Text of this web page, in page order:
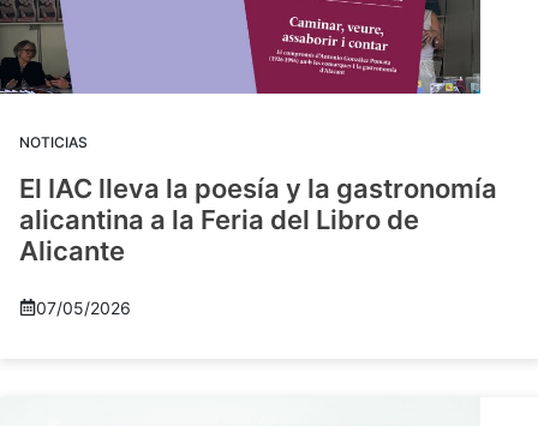
NOTICIAS
El IAC lleva la poesía y la gastronomía
alicantina a la Feria del Libro de
Alicante
07/05/2026